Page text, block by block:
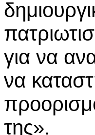
για να
να
της».